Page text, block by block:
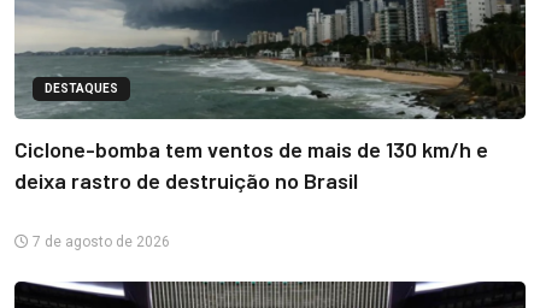
DESTAQUES
Ciclone-bomba tem ventos de mais de 130 km/h e
deixa rastro de destruição no Brasil
7 de agosto de 2026